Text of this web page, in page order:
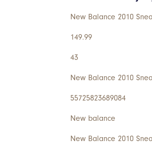
New Balance 2010
149.99
43
New Balance 2010
55725823689084
New balance
New Balance 2010